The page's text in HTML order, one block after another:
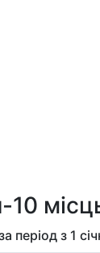
10
період з 1